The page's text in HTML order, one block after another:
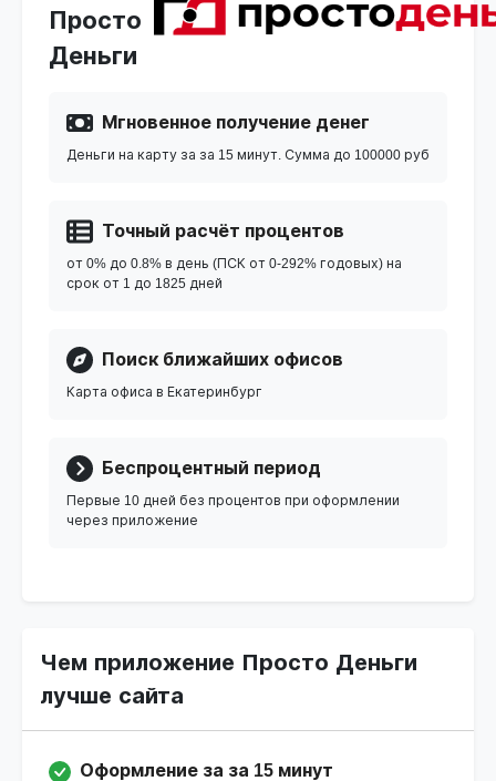
Просто
Деньги
Мгновенное получение денег
Деньги на карту за за 15 минут. Сумма до 100000 руб
Точный расчёт процентов
от 0% до 0.8% в день (ПСК от 0-292% годовых) на
срок от 1 до 1825 дней
Поиск ближайших офисов
Карта офиса в Екатеринбург
Беспроцентный период
Первые 10 дней без процентов при оформлении
через приложение
Чем приложение Просто Деньги
лучше сайта
Оформление за за 15 минут